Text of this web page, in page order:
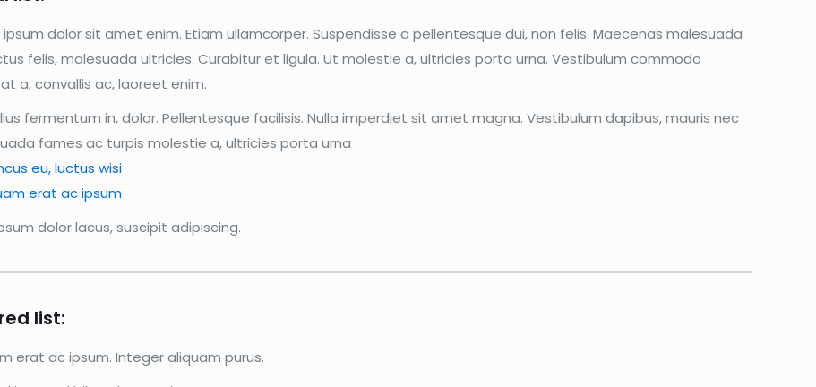
ipsum dolor sit amet enim. Etiam ullamcorper. Suspendisse a pellentesque dui, non felis. Maecenas malesuada
felis, malesuada ultricies. Curabitur et ligula. Ut molestie a, ultricies porta urna. Vestibulum commodo
a, convallis ac, laoreet enim.
fermentum in, dolor. Pellentesque facilisis. Nulla imperdiet sit amet magna. Vestibulum dapibus, mauris nec
fames ac turpis molestie a, ultricies porta urna
eu, luctus wisi
erat ac ipsum
dolor lacus, suscipit adipiscing.
list:
erat ac ipsum. Integer aliquam purus.